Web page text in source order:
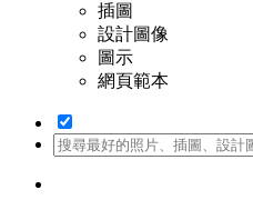
插圖
設計圖像
圖示
網頁範本